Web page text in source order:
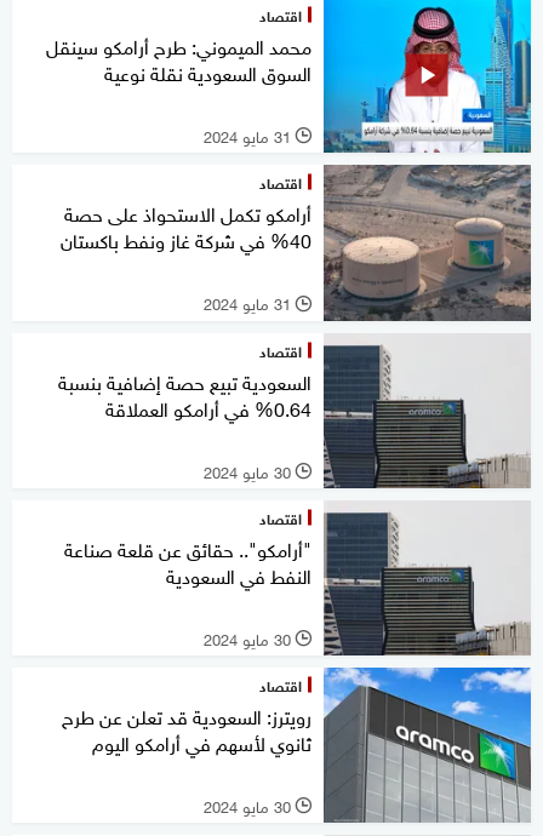
اقتصاد
محمد الميموني: طرح أرامكو سينقل
السوق السعودية نقلة نوعية
l 31 مايو 2024
اقتصاد
أرامكو تكمل الاستحواذ على حصة
40% في شركة غاز ونفط باكستان
l 31 مايو 2024
اقتصاد
السعودية تبيع حصة إضافية بنسبة
0.64% في أرامكو العملاقة
l 30 مايو 2024
اقتصاد
"أرامكو".. حقائق عن قلعة صناعة
النفط في السعودية
l 30 مايو 2024
اقتصاد
رويترز: السعودية قد تعلن عن طرح
ثانوي لأسهم في أرامكو اليوم
l 30 مايو 2024